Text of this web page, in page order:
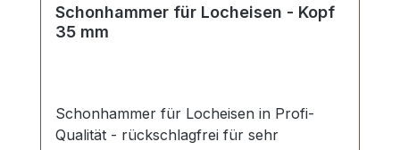
Schonhammer für Locheisen - Kopf
35 mm
Schonhammer für Locheisen in Profi-
Qualität - rückschlagfrei für sehr